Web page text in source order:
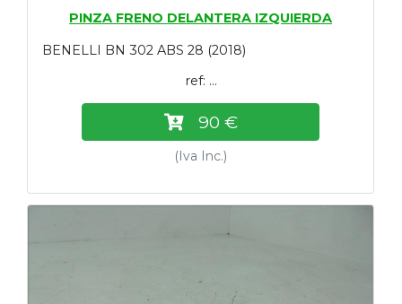
PINZA FRENO DELANTERA IZQUIERDA
BENELLI BN 302 ABS 28 (2018)
ref: ...
90 €
(Iva Inc.)